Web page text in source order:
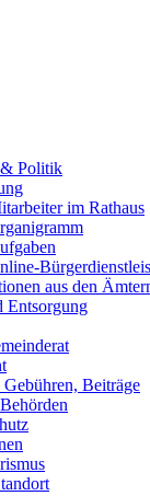
Politik
im Rathaus
aus den
Entsorgung
Gebühren, Beiträge